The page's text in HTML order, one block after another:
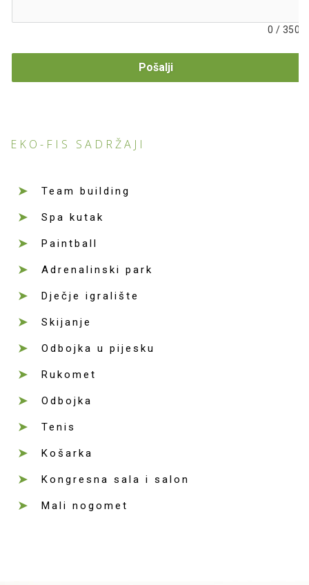
0 / 350
Pošalji
EKO-FIS SADRŽAJI
Team building
Spa kutak
Paintball
Adrenalinski park
Dječje igralište
Skijanje
Odbojka u pijesku
Rukomet
Odbojka
Tenis
Košarka
Kongresna sala i salon
Mali nogomet